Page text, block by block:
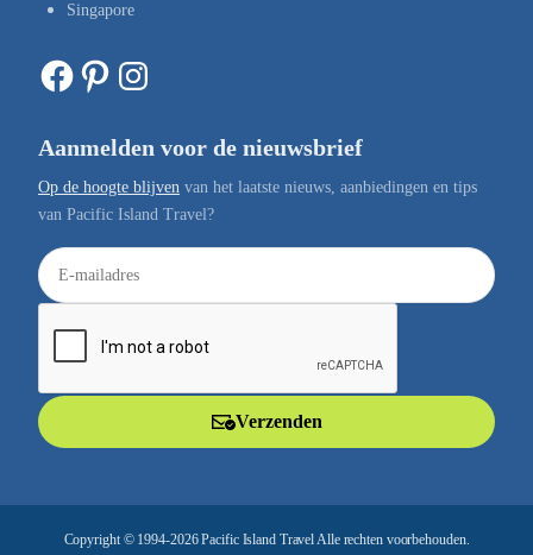
Singapore
Facebook Pinterest Instagram
Aanmelden voor de nieuwsbrief
Op de hoogte blijven van het laatste nieuws, aanbiedingen en tips
van Pacific Island Travel?
E
-
a
Verzenden
Copyright © 1994-2026 Pacific Island Travel Alle rechten voorbehouden.